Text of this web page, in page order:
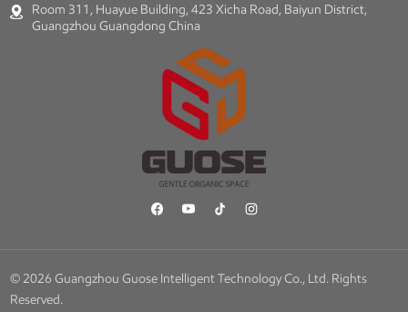
Room 311, Huayue Building, 423 Xicha Road, Baiyun District,
Guangzhou Guangdong China
© 2026 Guangzhou Guose Intelligent Technology Co., Ltd. Rights
Reserved.